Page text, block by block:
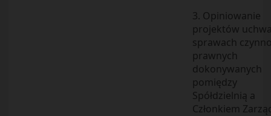
3. Opiniowanie
projektów
sprawach
prawnych
dokonywanych
pomiędzy
Spółdzielnią a
Członkiem